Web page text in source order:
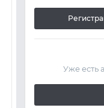
Уже есть